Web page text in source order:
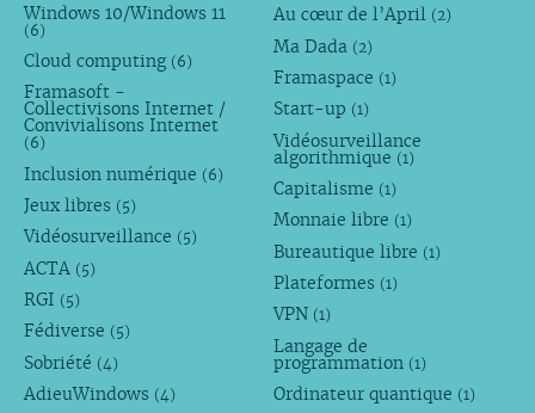
Windows 10/Windows 11
(6)
Cloud computing (6)
Framasoft -
Collectivisons Internet /
Convivialisons Internet
(6)
Inclusion numérique (6)
Jeux libres (5)
Vidéosurveillance (5)
ACTA (5)
RGI (5)
Fédiverse (5)
Sobriété (4)
AdieuWindows (4)
Au cœur de l’April (2)
Ma Dada (2)
Framaspace (1)
Start-up (1)
Vidéosurveillance
algorithmique (1)
Capitalisme (1)
Monnaie libre (1)
Bureautique libre (1)
Plateformes (1)
VPN (1)
Langage de
programmation (1)
Ordinateur quantique (1)